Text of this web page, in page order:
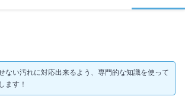
ない汚れに対応出来るよう、専門的な知識を使って
ます！